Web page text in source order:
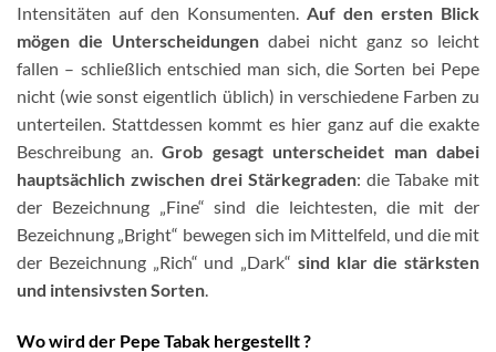
Intensitäten auf den Konsumenten. Auf den ersten Blick
mögen die Unterscheidungen dabei nicht ganz so leicht
fallen – schließlich entschied man sich, die Sorten bei Pepe
nicht (wie sonst eigentlich üblich) in verschiedene Farben zu
unterteilen. Stattdessen kommt es hier ganz auf die exakte
Beschreibung an. Grob gesagt unterscheidet man dabei
hauptsächlich zwischen drei Stärkegraden: die Tabake mit
der Bezeichnung „Fine“ sind die leichtesten, die mit der
Bezeichnung „Bright“ bewegen sich im Mittelfeld, und die mit
der Bezeichnung „Rich“ und „Dark“ sind klar die stärksten
und intensivsten Sorten
Wo wird der Pepe Tabak hergestellt ?